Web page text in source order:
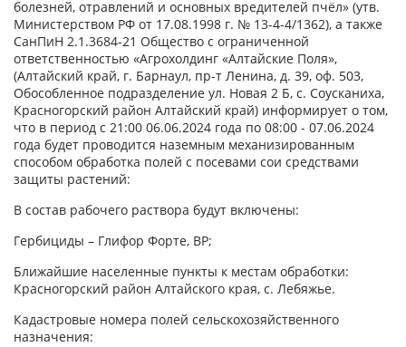
болезней, отравлений и основных вредителей пчёл» (утв.
Министерством РФ от 17.08.1998 г. № 13-4-4/1362), а также
СанПиН 2.1.3684-21 Общество с ограниченной
ответственностью «Агрохолдинг «Алтайские Поля»,
(Алтайский край, г. Барнаул, пр-т Ленина, д. 39, оф. 503,
Обособленное подразделение ул. Новая 2 Б, с. Соусканиха,
Красногорский район Алтайский край) информирует о том,
что в период с 21:00 06.06.2024 года по 08:00 - 07.06.2024
года будет проводится наземным механизированным
способом обработка полей с посевами сои средствами
защиты растений:
В состав рабочего раствора будут включены:
Гербициды – Глифор Форте, ВР;
Ближайшие населенные пункты к местам обработки:
Красногорский район Алтайского края, с. Лебяжье.
Кадастровые номера полей сельскохозяйственного
назначения: